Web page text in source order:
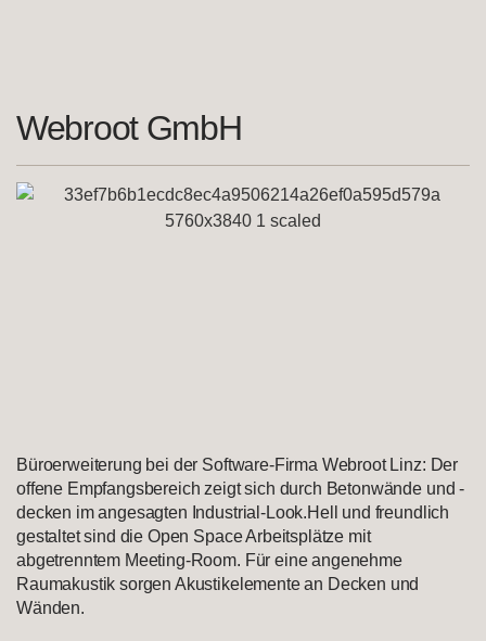
Webroot GmbH
Büroerweiterung bei der Software-Firma Webroot Linz: Der
offene Empfangsbereich zeigt sich durch Betonwände und -
decken im angesagten Industrial-Look.Hell und freundlich
gestaltet sind die Open Space Arbeitsplätze mit
abgetrenntem Meeting-Room. Für eine angenehme
Raumakustik sorgen Akustikelemente an Decken und
Wänden.